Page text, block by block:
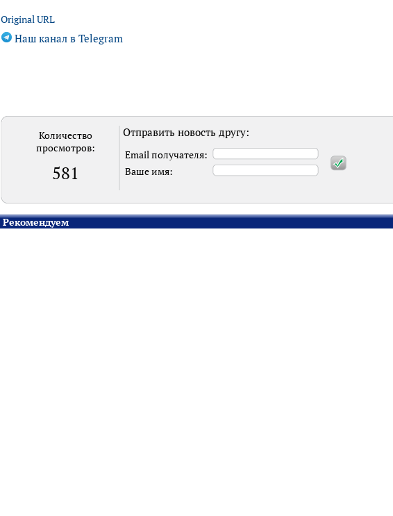
Original URL
Наш канал в Telegram
Количество
просмотров:
581
Отправить новость другу:
Email получателя:
Ваше имя:
Рекомендуем